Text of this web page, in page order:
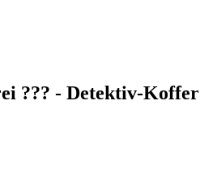
??? - Detektiv-Koffer